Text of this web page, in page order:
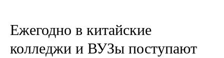
Ежегодно в китайские
колледжи и ВУЗы поступают